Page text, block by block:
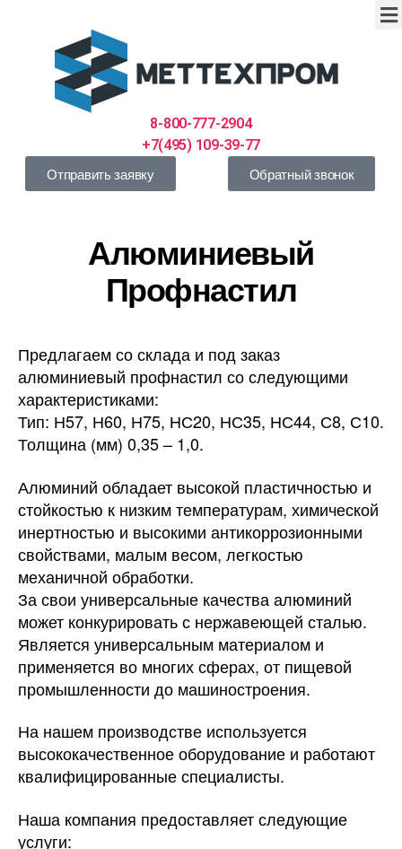
8-800-777-2904
+7(495) 109-39-77
Отправить заявку Обратный звонок
Алюминиевый
Профнастил
Предлагаем со склада и под заказ
алюминиевый профнастил со следующими
характеристиками:
Тип: Н57, Н60, Н75, НС20, НС35, НС44, С8, С10.
Толщина (мм) 0,35 – 1,0.
Алюминий обладает высокой пластичностью и
стойкостью к низким температурам, химической
инертностью и высокими антикоррозионными
свойствами, малым весом, легкостью
механичной обработки.
За свои универсальные качества алюминий
может конкурировать с нержавеющей сталью.
Является универсальным материалом и
применяется во многих сферах, от пищевой
промышленности до машиностроения.
На нашем производстве используется
высококачественное оборудование и работают
квалифицированные специалисты.
Наша компания предоставляет следующие
услуги: